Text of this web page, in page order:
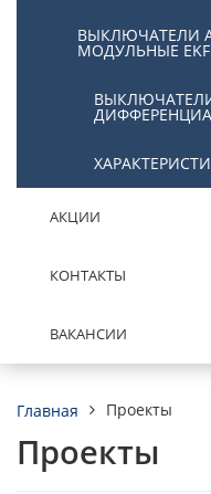
ВЫКЛЮЧАТЕЛИ
МОДУЛЬНЫЕ EKF
АКЦИИ
КОНТАКТЫ
ВАКАНСИИ
Главная Проекты
Проекты